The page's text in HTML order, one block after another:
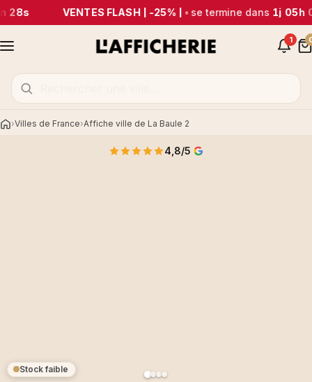
28s VENTES FLASH | -25% | •se termine dans1j 05h
1
AccueilVilles de France Affiche ville de La Baule 2
Stock faible
4,8/5